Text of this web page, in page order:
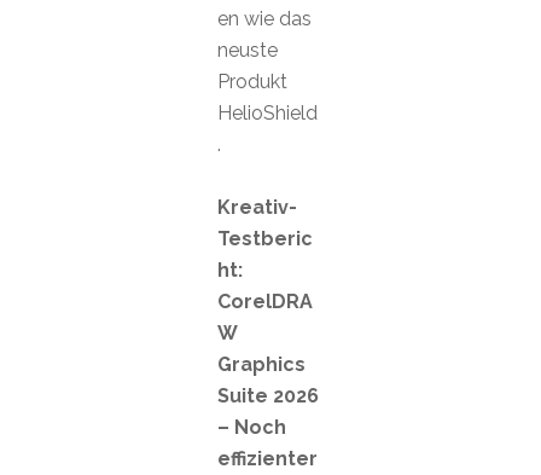
en wie das
neuste
Produkt
HelioShield
.
Kreativ-
Testberic
ht:
CorelDRA
W
Graphics
Suite 2026
– Noch
effizienter